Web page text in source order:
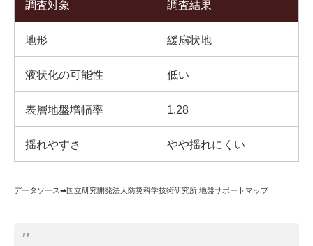
調査対象 調査結果
地形 緩扇状地
液状化の可能性 低い
表層地盤増幅率 1.28
揺れやすさ やや揺れにくい
データソース➡︎国立研究開発法人防災科学技術研究所 地盤サポートマップ